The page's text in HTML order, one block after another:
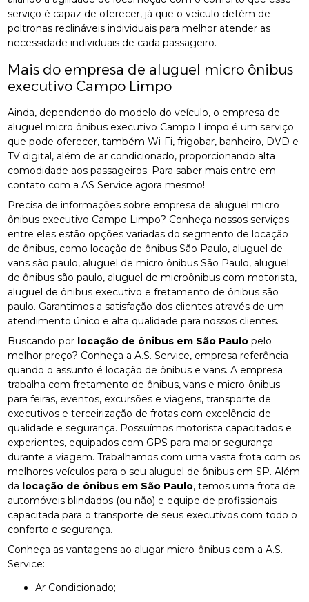
serviço é capaz de oferecer, já que o veículo detém de
poltronas reclináveis individuais para melhor atender as
necessidade individuais de cada passageiro.
Mais do empresa de aluguel micro ônibus
executivo Campo Limpo
Ainda, dependendo do modelo do veículo, o empresa de
aluguel micro ônibus executivo Campo Limpo é um serviço
que pode oferecer, também Wi-Fi, frigobar, banheiro, DVD e
TV digital, além de ar condicionado, proporcionando alta
comodidade aos passageiros. Para saber mais entre em
contato com a AS Service agora mesmo!
Precisa de informações sobre empresa de aluguel micro
ônibus executivo Campo Limpo? Conheça nossos serviços
entre eles estão opções variadas do segmento de locação
de ônibus, como locação de ônibus São Paulo, aluguel de
vans são paulo, aluguel de micro ônibus São Paulo, aluguel
de ônibus são paulo, aluguel de microônibus com motorista,
aluguel de ônibus executivo e fretamento de ônibus são
paulo. Garantimos a satisfação dos clientes através de um
atendimento único e alta qualidade para nossos clientes.
Buscando por locação de ônibus em São Paulo pelo
melhor preço? Conheça a A.S. Service, empresa referência
quando o assunto é locação de ônibus e vans. A empresa
trabalha com fretamento de ônibus, vans e micro-ônibus
para feiras, eventos, excursões e viagens, transporte de
executivos e terceirização de frotas com excelência de
qualidade e segurança. Possuímos motorista capacitados e
experientes, equipados com GPS para maior segurança
durante a viagem. Trabalhamos com uma vasta frota com os
melhores veículos para o seu aluguel de ônibus em SP. Além
da locação de ônibus em São Paulo, temos uma frota de
automóveis blindados (ou não) e equipe de profissionais
capacitada para o transporte de seus executivos com todo o
conforto e segurança.
Conheça as vantagens ao alugar micro-ônibus com a A.S.
Service:
Ar Condicionado;